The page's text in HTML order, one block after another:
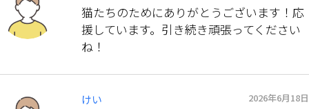
猫たちのためにありがとうございます！応
援しています。引き続き頑張ってください
ね！
けい 2026年6月18日